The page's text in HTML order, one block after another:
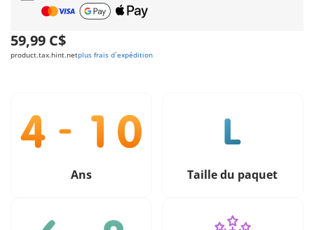
59,99 C$
product.tax.hint.netplus frais d´expédition
Ans Taille du paquet